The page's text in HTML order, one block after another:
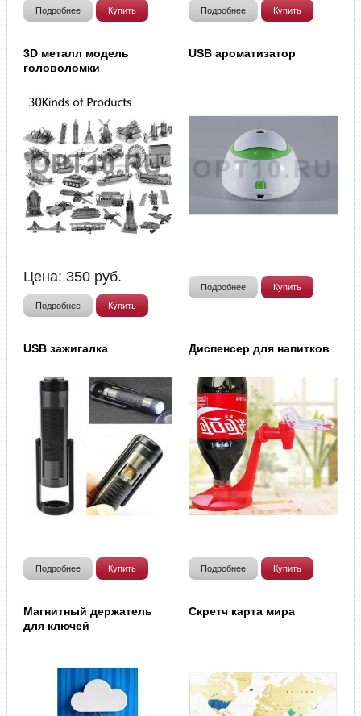
Подробнее Купить Подробнее Купить
3D металл модель
головоломки
Цена: 350 руб.
Подробнее Купить
USB ароматизатор
Подробнее Купить
USB зажигалка
Подробнее Купить
Диспенсер для напитков
Подробнее Купить
Магнитный держатель
для ключей
Скретч карта мира